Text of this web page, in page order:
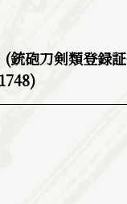
銃砲刀剣類登録